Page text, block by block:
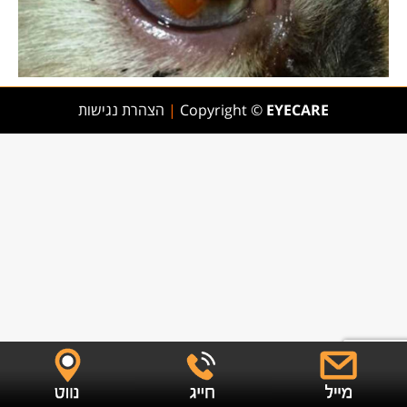
Copyright © EYECARE
| הצהרת נגישות